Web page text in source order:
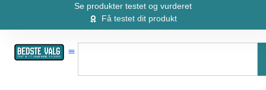
Se produkter testet og vurderet
Få testet dit produkt